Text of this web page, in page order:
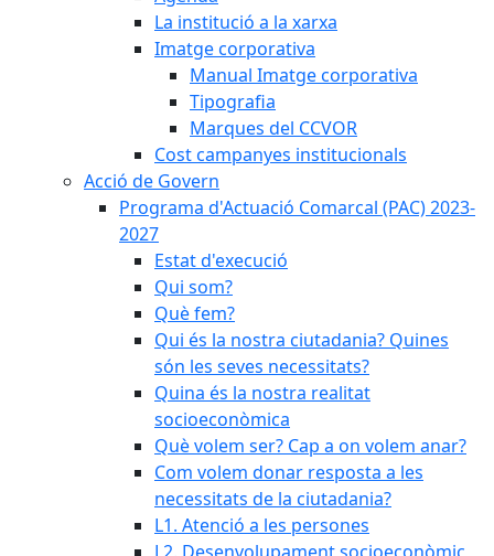
La institució a la xarxa
Imatge corporativa
Manual Imatge corporativa
Tipografia
Marques del CCVOR
Cost campanyes institucionals
Acció de Govern
Programa d'Actuació Comarcal (PAC) 2023-
2027
Estat d'execució
Qui som?
Què fem?
Qui és la nostra ciutadania? Quines
són les seves necessitats?
Quina és la nostra realitat
socioeconòmica
Què volem ser? Cap a on volem anar?
Com volem donar resposta a les
necessitats de la ciutadania?
L1. Atenció a les persones